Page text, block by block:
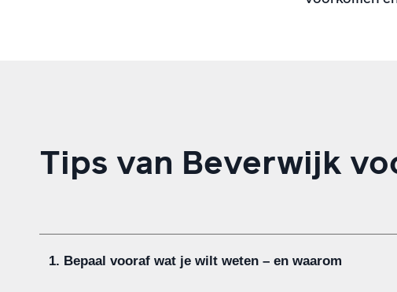
Tips van Beverwijk
1. Bepaal vooraf wat je wilt weten – en waarom